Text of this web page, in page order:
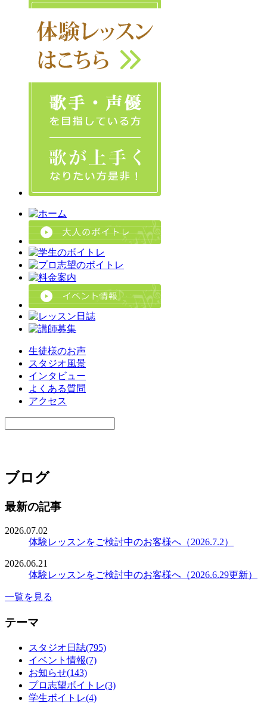
生徒様のお声
スタジオ風景
インタビュー
よくある質問
アクセス
ブログ
最新の記事
2026.07.02
体験レッスンをご検討中のお客様へ（2026.7.2）
2026.06.21
体験レッスンをご検討中のお客様へ（2026.6.29更新）
一覧を見る
テーマ
スタジオ日誌(795)
イベント情報(7)
お知らせ(143)
プロ志望ボイトレ(3)
学生ボイトレ(4)